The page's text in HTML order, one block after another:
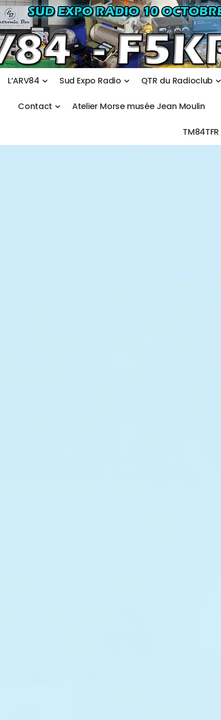
L’ARV84 Sud Expo Radio QTR du Radioclub
Contact Atelier Morse musée Jean Moulin
TM84TFR